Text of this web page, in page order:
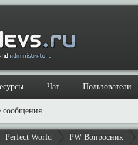
Perfect World PW Вопросник
сообщения
Чат Пользователи